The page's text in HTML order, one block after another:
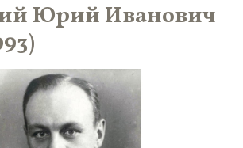
Юрий Иванович